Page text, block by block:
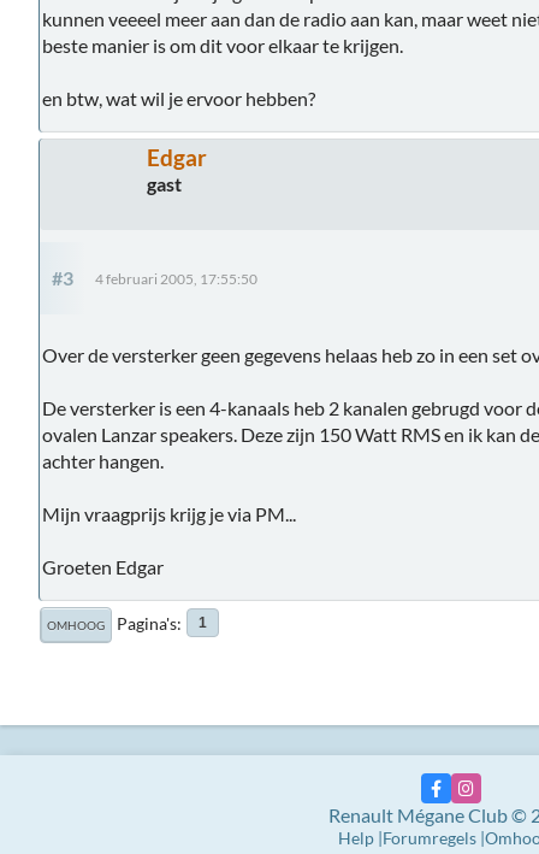
kunnen veeeel meer aan dan de radio aan kan, maar weet
beste manier is om dit voor elkaar te krijgen.
en btw, wat wil je ervoor hebben?
Edgar
gast
#3 4 februari 2005, 17:55:50
Over de versterker geen gegevens helaas heb zo in een set
De versterker is een 4-kanaals heb 2 kanalen gebrugd voor
ovalen Lanzar speakers. Deze zijn 150 Watt RMS en ik kan
achter hangen.
Mijn vraagprijs krijg je via PM...
Groeten Edgar
OMHOOG Pagina's 1
Renault Mégane Club ©
Help Forumregels